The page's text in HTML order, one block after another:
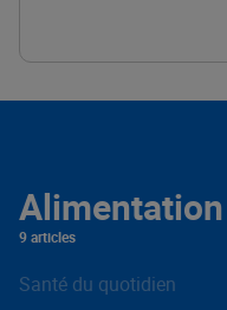
9 articles
Santé du quotidien